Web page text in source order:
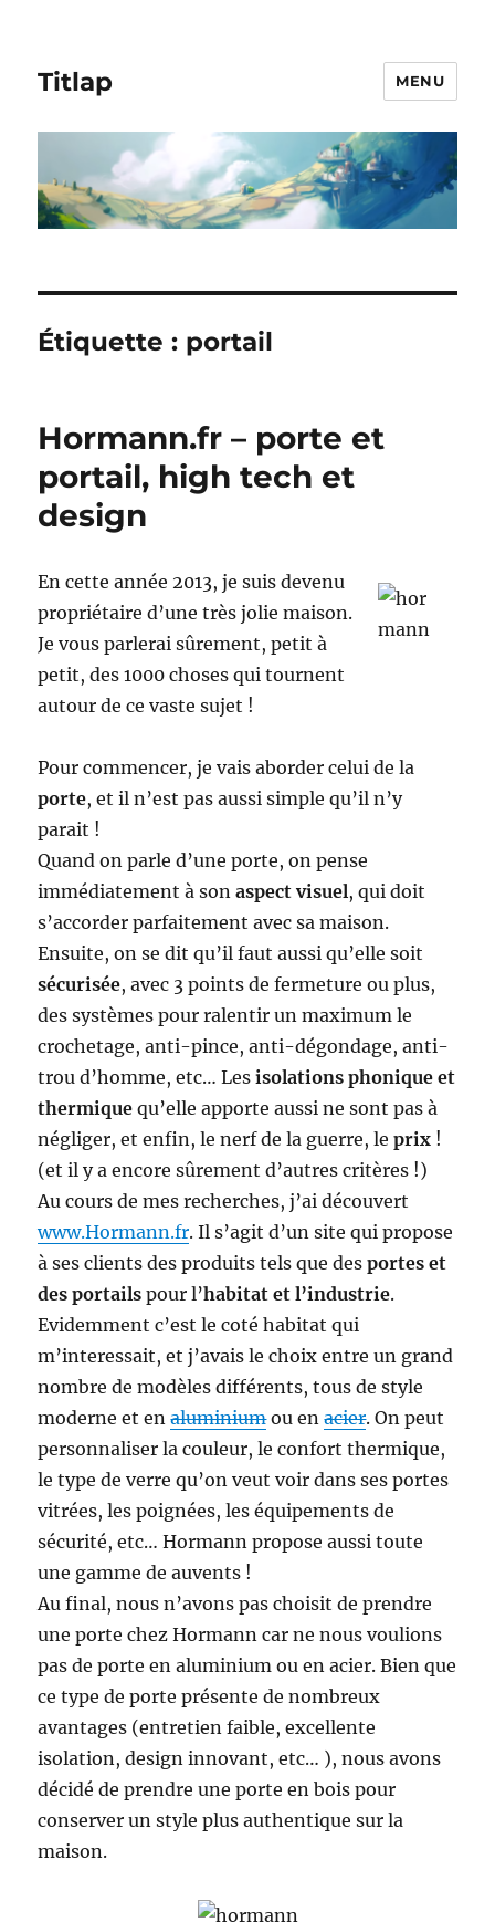
Titlap MENU
Étiquette : portail
Hormann.fr – porte et
portail, high tech et
design
En cette année 2013, je suis devenu
propriétaire d’une très jolie maison.
Je vous parlerai sûrement, petit à
petit, des 1000 choses qui tournent
autour de ce vaste sujet !
Pour commencer, je vais aborder celui de la
porte, et il n’est pas aussi simple qu’il n’y
parait !
Quand on parle d’une porte, on pense
immédiatement à sonaspect visuel, qui doit
s’accorder parfaitement avec sa maison.
Ensuite, on se dit qu’il faut aussi qu’elle soit
sécurisée, avec 3 points de fermeture ou plus,
des systèmes pour ralentir un maximum le
crochetage, anti-pince, anti-dégondage, anti-
trou d’homme, etc… Lesisolations phonique et
thermique qu’elle apporte aussi ne sont pas à
négliger, et enfin, le nerf de la guerre, leprix !
(et il y a encore sûrement d’autres critères !)
Au cours de mes recherches, j’ai découvert
www.Hormann.fr. Il s’agit d’un site qui propose
à ses clients des produits tels que desportes et
des portails pour l’habitat et l’industrie.
Evidemment c’est le coté habitat qui
m’interessait, et j’avais le choix entre un grand
nombre de modèles différents, tous de style
moderne et enaluminiumou enacier. On peut
personnaliser la couleur, le confort thermique,
le type de verre qu’on veut voir dans ses portes
vitrées, les poignées, les équipements de
sécurité, etc… Hormann propose aussi toute
une gamme de auvents !
Au final, nous n’avons pas choisit de prendre
une porte chez Hormann car ne nous voulions
pas de porte en aluminium ou en acier. Bien que
ce type de porte présente de nombreux
avantages (entretien faible, excellente
isolation, design innovant, etc… ), nous avons
décidé de prendre une porte en bois pour
conserver un style plus authentique sur la
maison.